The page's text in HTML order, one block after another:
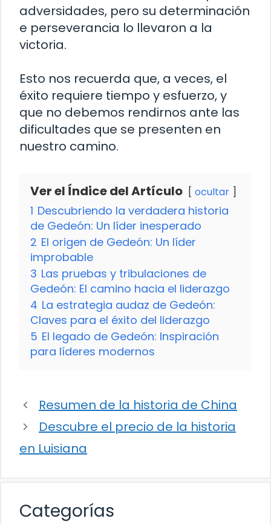
adversidades, pero su determinación
e perseverancia lo llevaron a la
victoria.
Esto nos recuerda que, a veces, el
éxito requiere tiempo y esfuerzo, y
que no debemos rendirnos ante las
dificultades que se presenten en
nuestro camino.
Ver el Índice del Artículo ocultar
1 Descubriendo la verdadera historia
de Gedeón: Un líder inesperado
2 El origen de Gedeón: Un líder
improbable
3 Las pruebas y tribulaciones de
Gedeón: El camino hacia el liderazgo
4 La estrategia audaz de Gedeón:
Claves para el éxito del liderazgo
5 El legado de Gedeón: Inspiración
para líderes modernos
Resumen de la historia de China
Descubre el precio de la historia
en Luisiana
Categorías